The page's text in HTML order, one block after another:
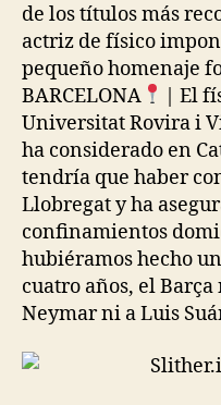
de los títulos más
actriz de físico
pequeño homenaje
BARCELONA
| El
Universitat Rovira i
ha considerado en
tendría que haber
Llobregat y ha
confinamientos
hubiéramos hecho
cuatro años, el
Neymar ni a Luis